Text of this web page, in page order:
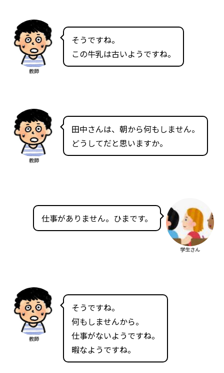
教師
そうですね。
この牛乳は古いようですね。
教師
田中さんは、朝から何もしません。
どうしてだと思いますか。
仕事がありません。ひまです。
学生さん
教師
そうですね。
何もしませんから。
仕事がないようですね。
暇なようですね。